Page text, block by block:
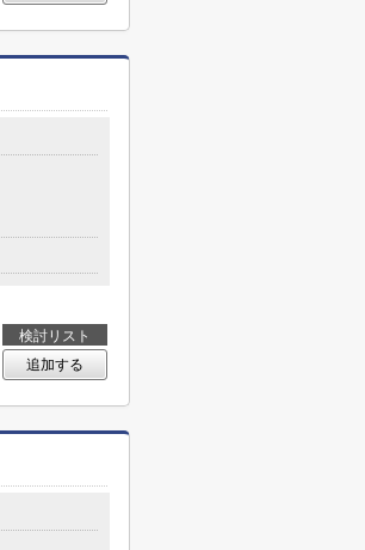
検討リスト
追加する